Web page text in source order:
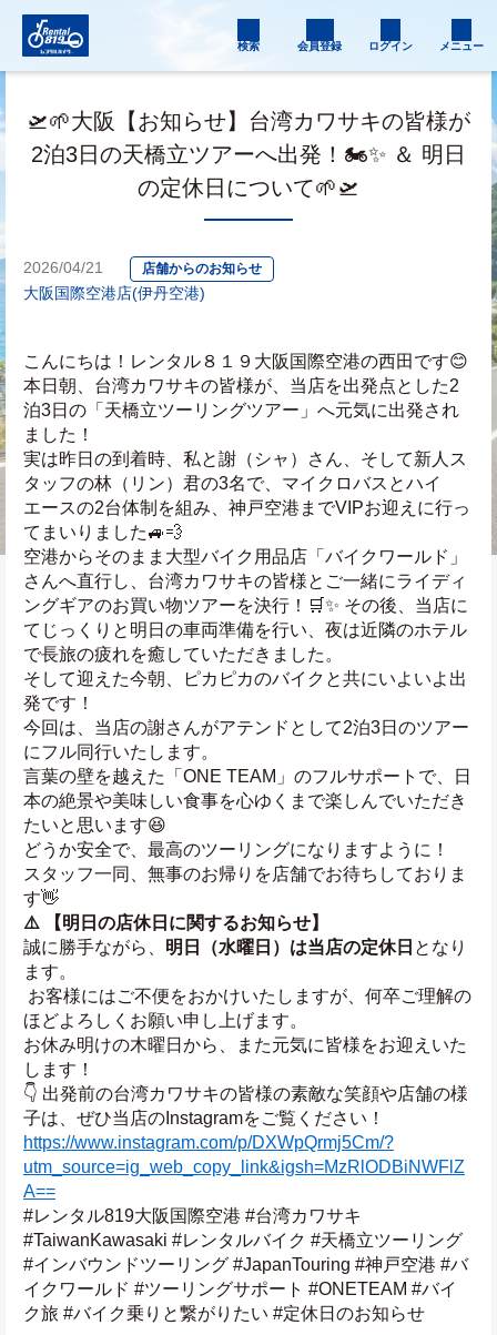
検索 会員登録 ログイン メニュー
🛫🌱大阪【お知らせ】台湾カワサキの皆様が
2泊3日の天橋立ツアーへ出発！🏍️✨ ＆ 明日
の定休日について🌱🛫
2026/04/21 店舗からのお知らせ
大阪国際空港店(伊丹空港)
こんにちは！レンタル８１９大阪国際空港の西田です😊
本日朝、台湾カワサキの皆様が、当店を出発点とした2
泊3日の「天橋立ツーリングツアー」へ元気に出発され
ました！
実は昨日の到着時、私と謝（シャ）さん、そして新人ス
タッフの林（リン）君の3名で、マイクロバスとハイ
エースの2台体制を組み、神戸空港までVIPお迎えに行っ
てまいりました🚙💨
空港からそのまま大型バイク用品店「バイクワールド」
さんへ直行し、台湾カワサキの皆様とご一緒にライディ
ングギアのお買い物ツアーを決行！🛒✨ その後、当店に
てじっくりと明日の車両準備を行い、夜は近隣のホテル
で長旅の疲れを癒していただきました。
そして迎えた今朝、ピカピカのバイクと共にいよいよ出
発です！
今回は、当店の謝さんがアテンドとして2泊3日のツアー
にフル同行いたします。
言葉の壁を越えた「ONE TEAM」のフルサポートで、日
本の絶景や美味しい食事を心ゆくまで楽しんでいただき
たいと思います😆
どうか安全で、最高のツーリングになりますように！
スタッフ一同、無事のお帰りを店舗でお待ちしておりま
す👋
⚠️ 【明日の店休日に関するお知らせ】
誠に勝手ながら、 明日（水曜日）は当店の定休日 となり
ます。
ほどよろしくお願い申し上げます。
お休み明けの木曜日から、また元気に皆様をお迎えいた
します！
👇 出発前の台湾カワサキの皆様の素敵な笑顔や店舗の様
https://www.instagram.com/p/DXWpQrmj5Cm/?
utm_source=ig_web_copy_link&igsh=MzRlODBiNWFlZ
A==
#レンタル819大阪国際空港 #台湾カワサキ
#TaiwanKawasaki #レンタルバイク #天橋立ツーリング
#インバウンドツーリング #JapanTouring #神戸空港 #バ
イクワールド #ツーリングサポート #ONETEAM #バイ
ク旅 #バイク乗りと繋がりたい #定休日のお知らせ